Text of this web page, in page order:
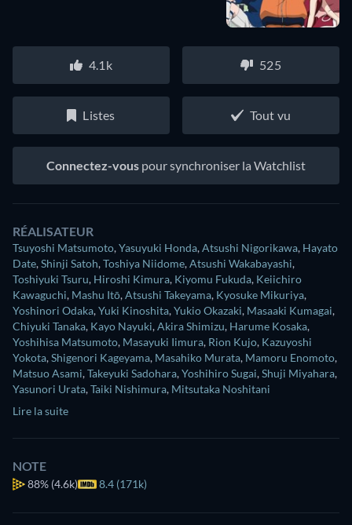
4.1k 525
Listes Tout vu
Connectez-vous pour synchroniser la Watchlist
RÉALISATEUR
Tsuyoshi Matsumoto,Yasuyuki Honda,Atsushi Nigorikawa, Hayato
Date,Shinji Satoh,Toshiya Niidome,Atsushi Wakabayashi,
Toshiyuki Tsuru, Hiroshi Kimura, Kiyomu Fukuda, Keiichiro
Kawaguchi, Mashu Itō,Atsushi Takeyama, Kyosuke Mikuriya,
Yoshinori Odaka,Yuki Kinoshita,Yukio Okazaki, Masaaki Kumagai,
Chiyuki Tanaka, Kayo Nayuki,Akira Shimizu, Harume Kosaka,
Yoshihisa Matsumoto, Masayuki Iimura, Rion Kujo, Kazuyoshi
Yokota,Shigenori Kageyama, Masahiko Murata, Mamoru Enomoto,
Matsuo Asami,Takeyuki Sadohara,Yoshihiro Sugai,Shuji Miyahara,
Yasunori Urata,Taiki Nishimura, Mitsutaka Noshitani
Lire la suite
NOTE
88% (4.6k) 8.4 (171k)